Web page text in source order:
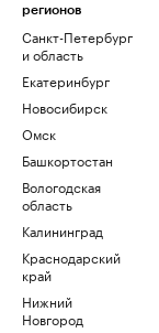
регионов
Санкт-Петербург
и область
Екатеринбург
Новосибирск
Омск
Башкортостан
Вологодская
область
Калининград
Краснодарский
край
Нижний
Новгород